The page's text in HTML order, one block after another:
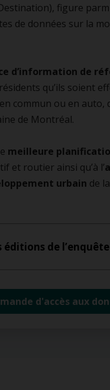
figure
de données sur la
d’information de
qu’ils soient
commun ou en auto,
de Montréal.
meilleure
et routier ainsi qu’à l’
urbain de
éditions de l’enquête
d'accès aux